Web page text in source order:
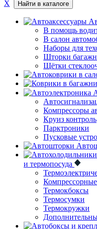
Х
Найти в каталоге
В помощь
В салон
Наборы для
Шторки
Щётки
Компрессоры
Круиз контроль
Парктроники
Пусковые
и термопосуда
Термокбоксы
Термосумки
Термокружки